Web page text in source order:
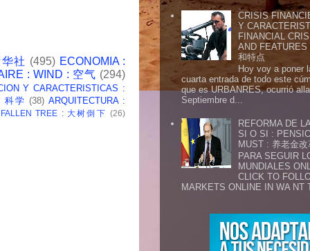
社 (495) ECONOMIA :
: WIND : 空气 (294)
Y CARACTERISTICAS :
科学 (38) ARQUITECTURA :
TREE : 大树倒下 (26)
CRISIS
Y
FINANCIAL
AND
和特点
Hoy voy a poner
cuarta entrada de todo este
que es URBANRES, ocurrió
Septiembre d...
REFORMA DE
SI O SI :
MUST : 养老金
PARA SEGUIR
MUNDIALES
CLICK TO
MARKETS ONLINE IN WA NT